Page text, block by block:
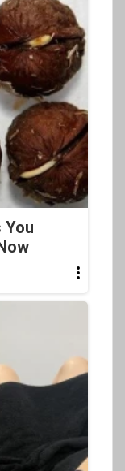
You